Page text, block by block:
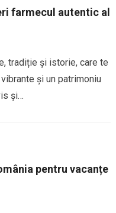
farmecul autentic al
tradiție și istorie, care te
și un patrimoniu
și…
pentru vacanțe